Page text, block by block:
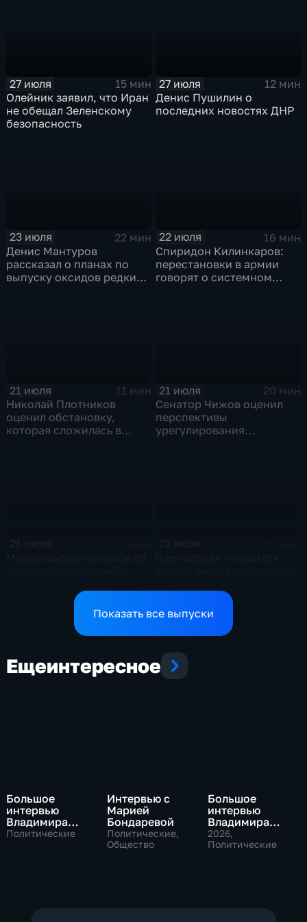
27 июля
15 мин
Олейник заявил, что Иран
не обещал Зеленскому
безопасность
27 июля
12 мин
Денис Пушилин о
последних новостях ДНР
23 июля
22 мин
Денис Мантуров
рассказал о планах по
выпуску оксидов редких
22 июля
16 мин
Спиридон Килинкаров:
перестановки в армии
говорят о системном
21 июля
11 мин
Николай Плотников
оценил обстановку,
которая сложилась в
21 июля
20 мин
Сенатор Чижов оценил
перспективы
урегулирования
аграриев топливом
по экономике страны
Показать все выпуски
Ещеинтересное
Большое
интервью
Владимира
Путина Сергею
Политические
Интервью с
Марией
Бондаревой
Политические,
Общество
Большое
интервью
Владимира
Соловьева
Роджеру
2026,
Политические